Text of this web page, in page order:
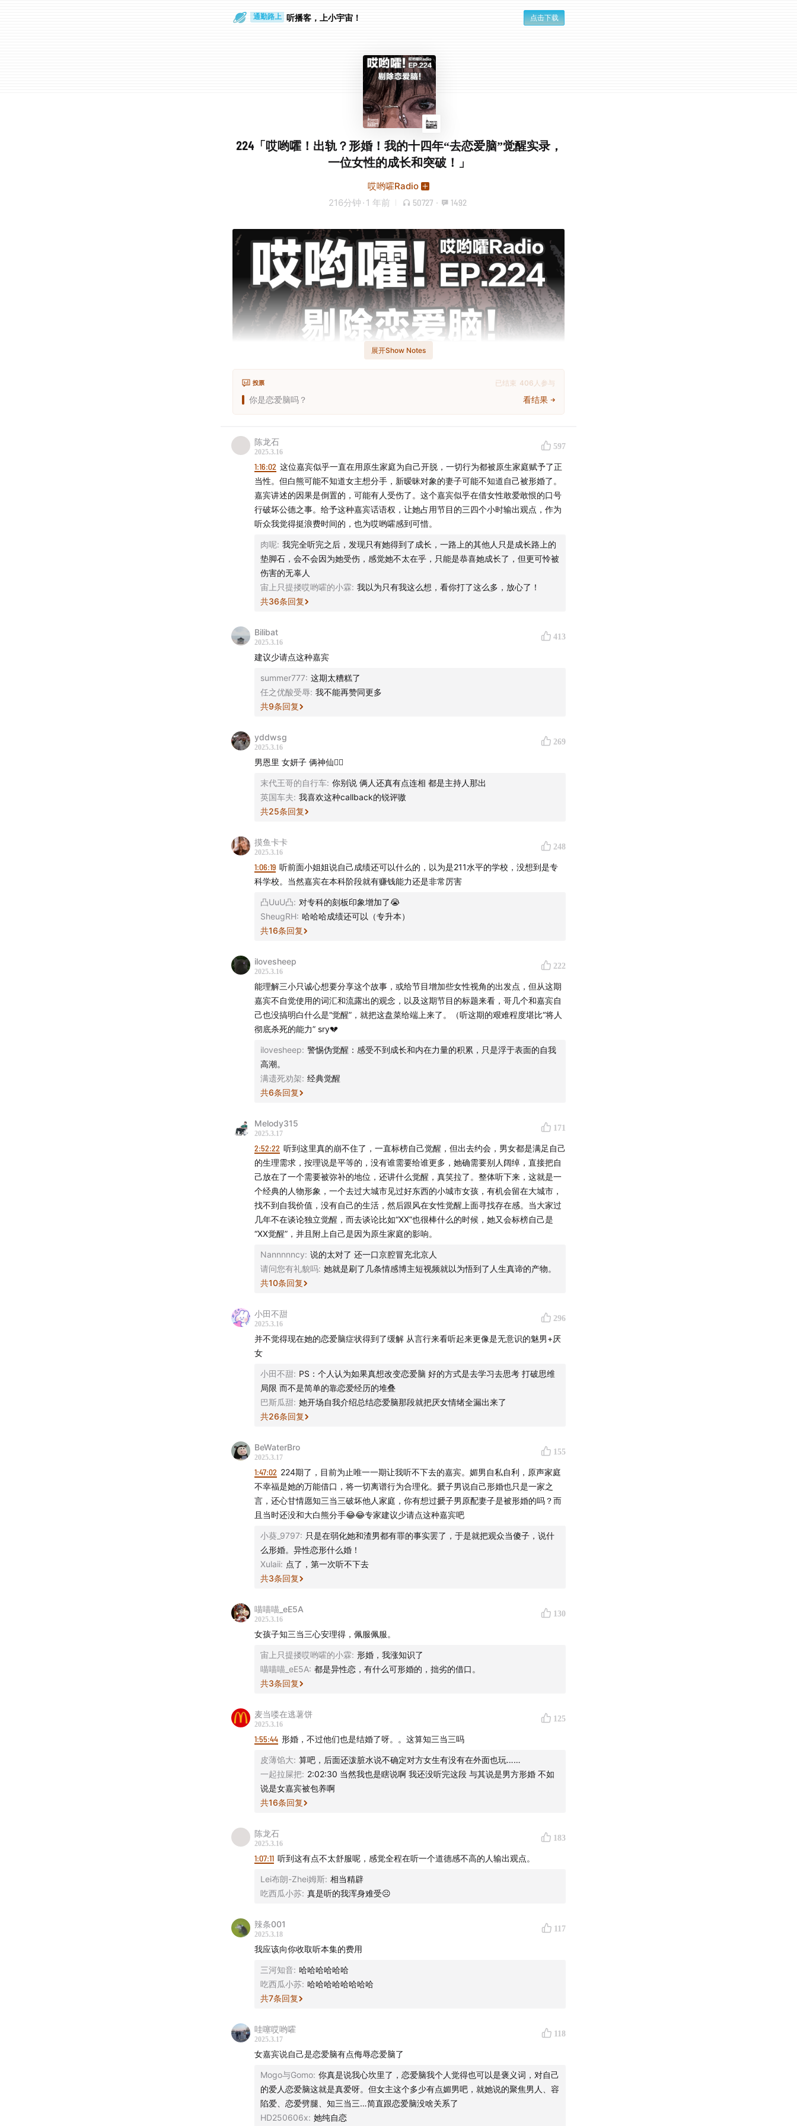
通勤路上 听播客，上小宇宙！ 点击下载
224「哎哟嚯！出轨？形婚！我的十四年“去恋爱脑”觉醒实录，
一位女性的成长和突破！」
哎哟嚯Radio
216分钟 · 1 年前 50727 · 1492
从为爱乞讨到为自己加冕——一位女性撕碎恋爱剧本的十四年重生路
本期节目，我们请来了嘉宾妍子，由她来讲述；
从高中到职场，从冷暴力到相亲市场的“商品化”标签，她尝尽爱情的苦，却在一
次次的跌倒中长出反骨。本周日晚，我们将揭开一段令人唏嘘的“浪漫史”——看
“恋爱脑”如何被现实肢解，一个女人如何在废墟上重建自我王权。
——————————————————————
00:01:43定义恋爱脑
00:14:10高中时期篮球队队长是初恋，费翔
00:30:00 大学时期新男友是个精神小伙是个渣男
00:52:00大二遇到了温暖的他
01:04:30专升本 我为了他交了白卷
01:16:50分手后自我意识开始觉醒
01:17:40白熊男友面临结婚
01:33:50形婚的搋子男出现了
02:16:00交往五年他出轨了
02:34:00开始相亲之旅花了几万元
02:53:00dating app遇到了演我男
03:20:00这个世界没有安全感，大家都是都是光着脚在这个世界跑
哎哟嚯Radio最新周边T恤现已上架淘宝：哎哟嚯Radio周边小店！
感兴趣可以前去看看哦～
哎哟嚯Radio首款付费系列节目「哎哟嚯！小王聊书之聊斋系列！」正在热播
我们精选了聊斋志异中的6则长篇3则短篇故事，首期节目免费试听，欢迎大家
前去捧场！
—————————————————————
本期主播：Skywang，比利，任小之，妍子
节目收听平台：网易云音乐/ 小宇宙App/微博音频/Podcasts/ B站Bilibili/ 喜马
拉雅/ 荔枝FM/ QQ音乐/微博
视频版：B站（Bilibili）每周三晚八点
（全平台同名：哎哟嚯Radio）
展开Show Notes
投票 已结束 406 人参与
你是恋爱脑吗？ 看结果
陈龙石
2025.3.16
597
1:16:02 这位嘉宾似乎一直在用原生家庭为自己开脱，一切行为都被原生家庭赋予了正
当性。但白熊可能不知道女主想分手，新暧昧对象的妻子可能不知道自己被形婚了。
嘉宾讲述的因果是倒置的，可能有人受伤了。这个嘉宾似乎在借女性敢爱敢恨的口号
行破坏公德之事。给予这种嘉宾话语权，让她占用节目的三四个小时输出观点，作为
听众我觉得挺浪费时间的，也为哎哟嚯感到可惜。
肉呢: 我完全听完之后，发现只有她得到了成长，一路上的其他人只是成长路上的
垫脚石，会不会因为她受伤，感觉她不太在乎，只能是恭喜她成长了，但更可怜被
伤害的无辜人
宙上只提搂哎哟嚯的小霖: 我以为只有我这么想，看你打了这么多，放心了！
共36条回复
Bilibat
2025.3.16
413
建议少请点这种嘉宾
summer777: 这期太糟糕了
任之优酸受辱: 我不能再赞同更多
共9条回复
yddwsg
2025.3.16
269
男恩里 女妍子 俩神仙🤷‍♂️
末代王哥的自行车: 你别说 俩人还真有点连相 都是主持人那出
英国车夫: 我喜欢这种callback的锐评嗷
共25条回复
摸鱼卡卡
2025.3.16
248
1:06:19 听前面小姐姐说自己成绩还可以什么的，以为是211水平的学校，没想到是专
科学校。当然嘉宾在本科阶段就有赚钱能力还是非常厉害
凸UuU凸: 对专科的刻板印象增加了😭
SheugRH: 哈哈哈成绩还可以（专升本）
共16条回复
ilovesheep
2025.3.16
222
能理解三小只诚心想要分享这个故事，或给节目增加些女性视角的出发点，但从这期
嘉宾不自觉使用的词汇和流露出的观念，以及这期节目的标题来看，哥几个和嘉宾自
己也没搞明白什么是“觉醒”，就把这盘菜给端上来了。（听这期的艰难程度堪比“将人
彻底杀死的能力” sry💔
ilovesheep: 警惕伪觉醒：感受不到成长和内在力量的积累，只是浮于表面的自我
高潮。
满遗死劝架: 经典觉醒
共6条回复
Melody315
2025.3.17
171
2:52:22 听到这里真的崩不住了，一直标榜自己觉醒，但出去约会，男女都是满足自己
的生理需求，按理说是平等的，没有谁需要给谁更多，她确需要别人阔绰，直接把自
己放在了一个需要被弥补的地位，还讲什么觉醒，真笑拉了。整体听下来，这就是一
个经典的人物形象，一个去过大城市见过好东西的小城市女孩，有机会留在大城市，
找不到自我价值，没有自己的生活，然后跟风在女性觉醒上面寻找存在感。当大家过
几年不在谈论独立觉醒，而去谈论比如“XX”也很棒什么的时候，她又会标榜自己是
“XX觉醒”，并且附上自己是因为原生家庭的影响。
Nannnnncy: 说的太对了 还一口京腔冒充北京人
请问您有礼貌吗: 她就是刷了几条情感博主短视频就以为悟到了人生真谛的产物。
共10条回复
小田不甜
2025.3.16
296
并不觉得现在她的恋爱脑症状得到了缓解 从言行来看听起来更像是无意识的魅男+厌
女
小田不甜: PS：个人认为如果真想改变恋爱脑 好的方式是去学习去思考 打破思维
局限 而不是简单的靠恋爱经历的堆叠
巴斯瓜甜: 她开场自我介绍总结恋爱脑那段就把厌女情绪全漏出来了
共26条回复
BeWaterBro
2025.3.17
155
1:47:02 224期了，目前为止唯一一期让我听不下去的嘉宾。媚男自私自利，原声家庭
不幸福是她的万能借口，将一切离谱行为合理化。搋子男说自己形婚也只是一家之
言，还心甘情愿知三当三破坏他人家庭，你有想过搋子男原配妻子是被形婚的吗？而
且当时还没和大白熊分手😂😂专家建议少请点这种嘉宾吧
小葵_9797: 只是在弱化她和渣男都有罪的事实罢了，于是就把观众当傻子，说什
么形婚。异性恋形什么婚！
Xulaii: 点了，第一次听不下去
共3条回复
喵喵喵_eE5A
2025.3.16
130
女孩子知三当三心安理得，佩服佩服。
宙上只提搂哎哟嚯的小霖: 形婚，我涨知识了
喵喵喵_eE5A: 都是异性恋，有什么可形婚的，拙劣的借口。
共3条回复
麦当喽在逃薯饼
2025.3.16
125
1:55:44 形婚，不过他们也是结婚了呀。。这算知三当三吗
皮薄馅大: 算吧，后面还泼脏水说不确定对方女生有没有在外面也玩……
一起拉屎把: 2:02:30 当然我也是瞎说啊 我还没听完这段 与其说是男方形婚 不如
说是女嘉宾被包养啊
共16条回复
陈龙石
2025.3.16
183
1:07:11 听到这有点不太舒服呢，感觉全程在听一个道德感不高的人输出观点。
Lei布朗-Zhei姆斯: 相当精辟
吃西瓜小苏: 真是听的我浑身难受☹️
辣条001
2025.3.18
117
我应该向你收取听本集的费用
三河知音: 哈哈哈哈哈哈
吃西瓜小苏: 哈哈哈哈哈哈哈哈
共7条回复
哇噻哎哟嚯
2025.3.17
118
女嘉宾说自己是恋爱脑有点侮辱恋爱脑了
Mogo与Gomo: 你真是说我心坎里了，恋爱脑我个人觉得也可以是褒义词，对自己
的爱人恋爱脑这就是真爱呀。但女主这个多少有点媚男吧，就她说的聚焦男人、容
陷爱、恋爱劈腿、知三当三…简直跟恋爱脑没啥关系了
HD250606x: 她纯自恋